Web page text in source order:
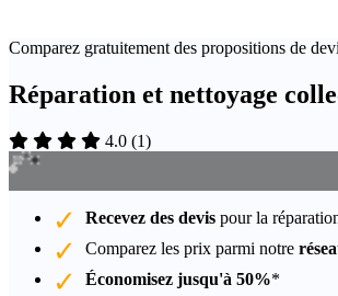
Comparez gratuitement des propositions de
Réparation et nettoyage
4.0 (1)
Recevez des devis pour la
Comparez les prix parmi notre
Économisez jusqu'à 50%*